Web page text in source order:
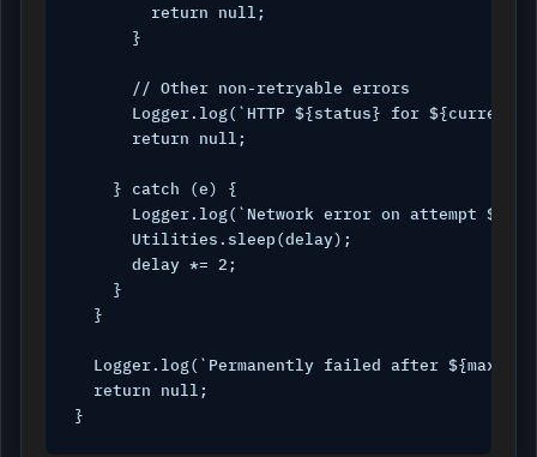
        return null;
      }
      // Other non-retryable errors
Logger.log(`HTTP ${status} for
      return null;
    } catch (e) {
Logger.log(`Network error on attempt
      Utilities.sleep(delay);
      delay *= 2;
    }
  }
Logger.log(`Permanently failed after
  return null;
}